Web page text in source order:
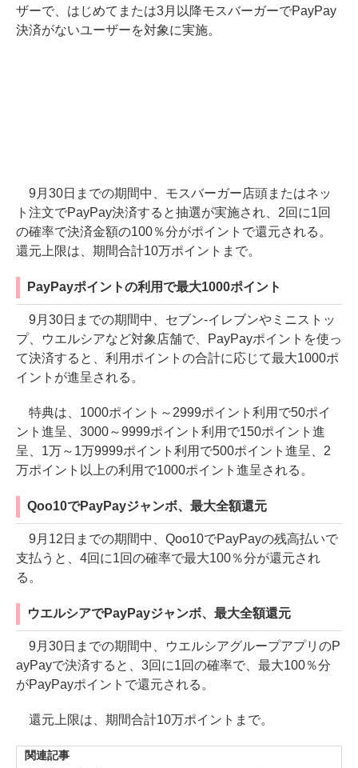
ザーで、はじめてまたは3月以降モスバーガーでPayPay
決済がないユーザーを対象に実施。
9月30日までの期間中、モスバーガー店頭またはネッ
ト注文でPayPay決済すると抽選が実施され、2回に1回
の確率で決済金額の100％分がポイントで還元される。
還元上限は、期間合計10万ポイントまで。
PayPayポイントの利用で最大1000ポイント
9月30日までの期間中、セブン-イレブンやミニストッ
プ、ウエルシアなど対象店舗で、PayPayポイントを使っ
て決済すると、利用ポイントの合計に応じて最大1000ポ
イントが進呈される。
特典は、1000ポイント～2999ポイント利用で50ポイ
ント進呈、3000～9999ポイント利用で150ポイント進
呈、1万～1万9999ポイント利用で500ポイント進呈、2
万ポイント以上の利用で1000ポイント進呈される。
Qoo10でPayPayジャンボ、最大全額還元
9月12日までの期間中、Qoo10でPayPayの残高払いで
支払うと、4回に1回の確率で最大100％分が還元され
る。
ウエルシアでPayPayジャンボ、最大全額還元
9月30日までの期間中、ウエルシアグループアプリのP
ayPayで決済すると、3回に1回の確率で、最大100％分
がPayPayポイントで還元される。
還元上限は、期間合計10万ポイントまで。
関連記事